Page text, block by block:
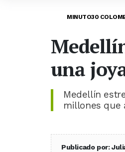
MINUTO30
una
Medellín
millones que
Publicado por: